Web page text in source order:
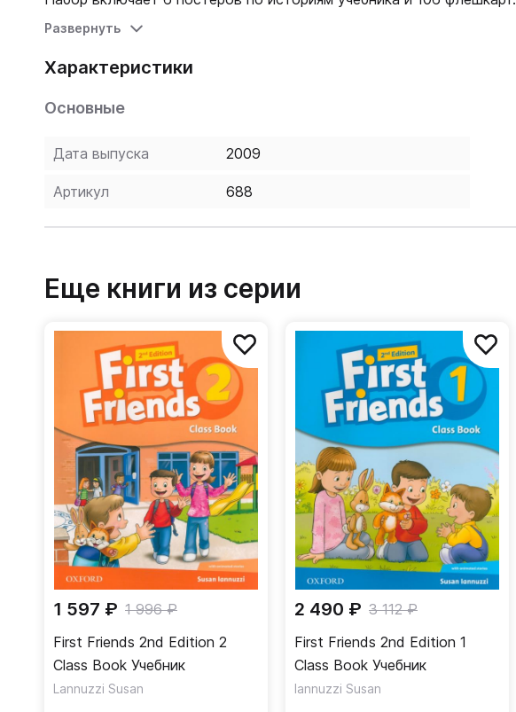
Развернуть
Характеристики
Основные
Дата выпуска 2009
Артикул 688
Еще книги из серии
1 597 ₽ 1 996 ₽
First Friends 2nd Edition 2
Class Book Учебник
Lannuzzi Susan
2 490 ₽ 3 112 ₽
First Friends 2nd Edition 1
Class Book Учебник
Iannuzzi Susan